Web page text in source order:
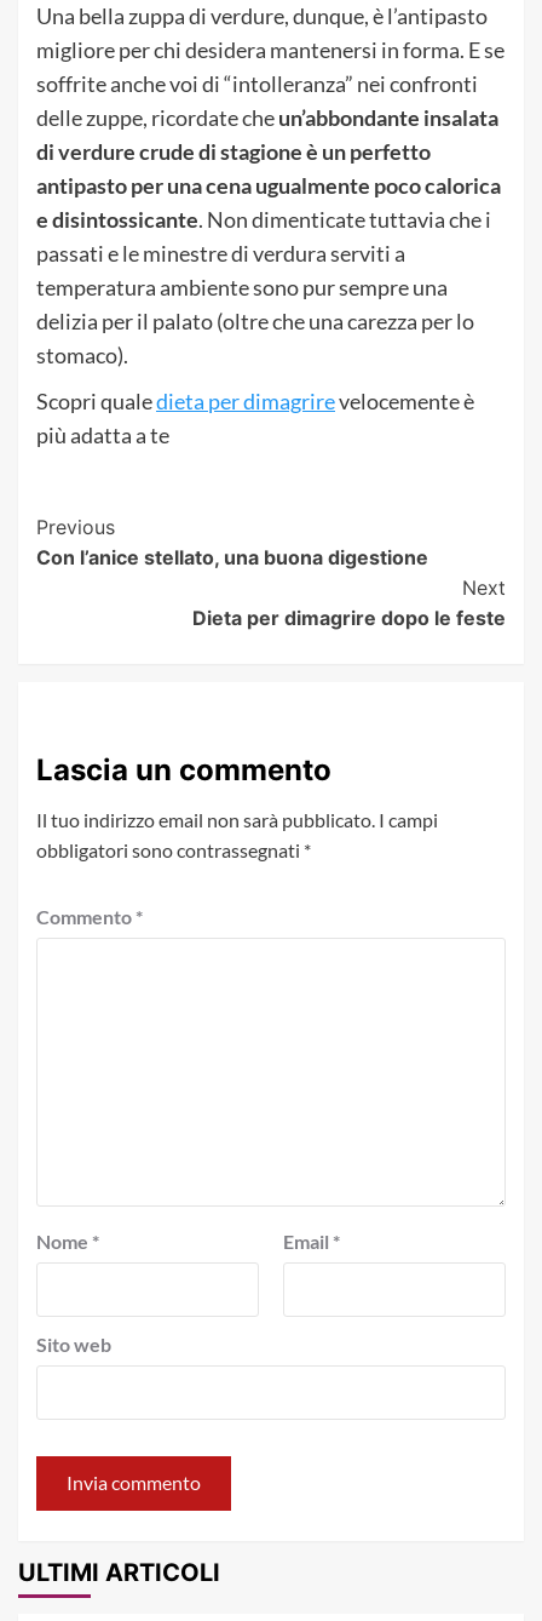
Una bella zuppa di verdure, dunque, è l’antipasto
migliore per chi desidera mantenersi in forma. E se
soffrite anche voi di “intolleranza” nei confronti
delle zuppe, ricordate cheun’abbondante insalata
di verdure crude di stagione è un perfetto
antipasto per una cena ugualmente poco calorica
e disintossicante. Non dimenticate tuttavia che i
passati e le minestre di verdura serviti a
temperatura ambiente sono pur sempre una
delizia per il palato (oltre che una carezza per lo
stomaco).
Scopri qualedieta per dimagrirevelocemente è
più adatta a te
Post
Navigation
Previous
Con l’anice stellato, una buona digestione
Next
Dieta per dimagrire dopo le feste
Lascia un commento
Il tuo indirizzo email non sarà pubblicato. I campi
obbligatori sono contrassegnati *
Commento *
Nome * Email *
Sito web
ULTIMI ARTICOLI